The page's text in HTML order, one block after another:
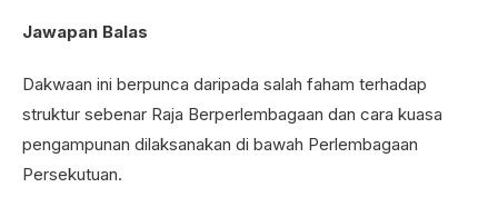
Jawapan Balas
Dakwaan ini berpunca daripada salah faham terhadap
struktur sebenar Raja Berperlembagaan dan cara kuasa
pengampunan dilaksanakan di bawah Perlembagaan
Persekutuan.